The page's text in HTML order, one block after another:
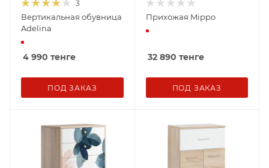
3
Вертикальная обувница
Adelina
4 990 тенге
ПОД ЗАКАЗ
Прихожая Mippo
32 890 тенге
ПОД ЗАКАЗ